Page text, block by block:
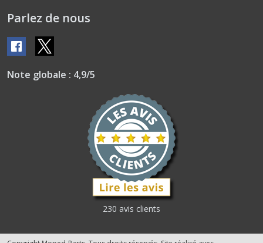
Parlez de nous
Note globale : 4,9/5
230 avis clients